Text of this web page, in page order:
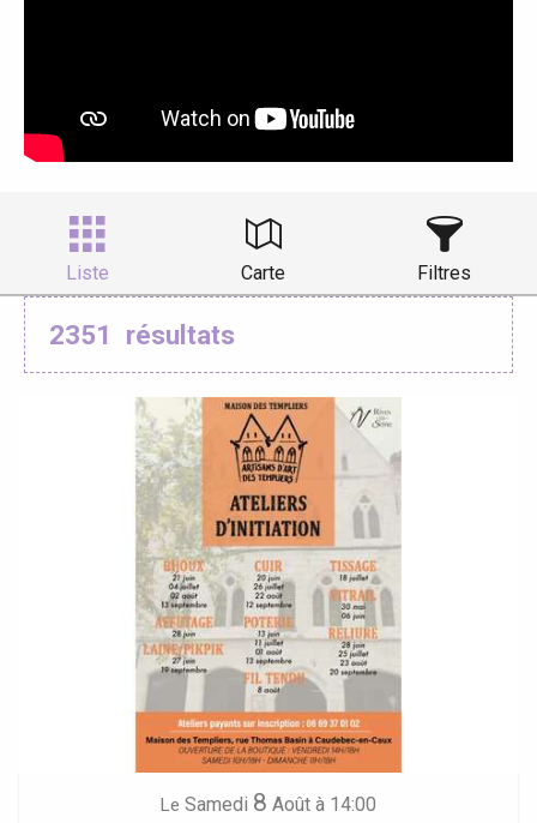
Liste Carte Filtres
2351 résultats
Le Samedi 8 Août à 14:00